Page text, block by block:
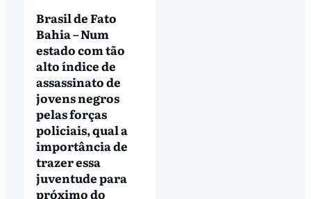
Brasil de Fato
Bahia – Num
estado com tão
alto índice de
assassinato de
jovens negros
pelas forças
policiais, qual a
importância de
trazer essa
juventude para
próximo do